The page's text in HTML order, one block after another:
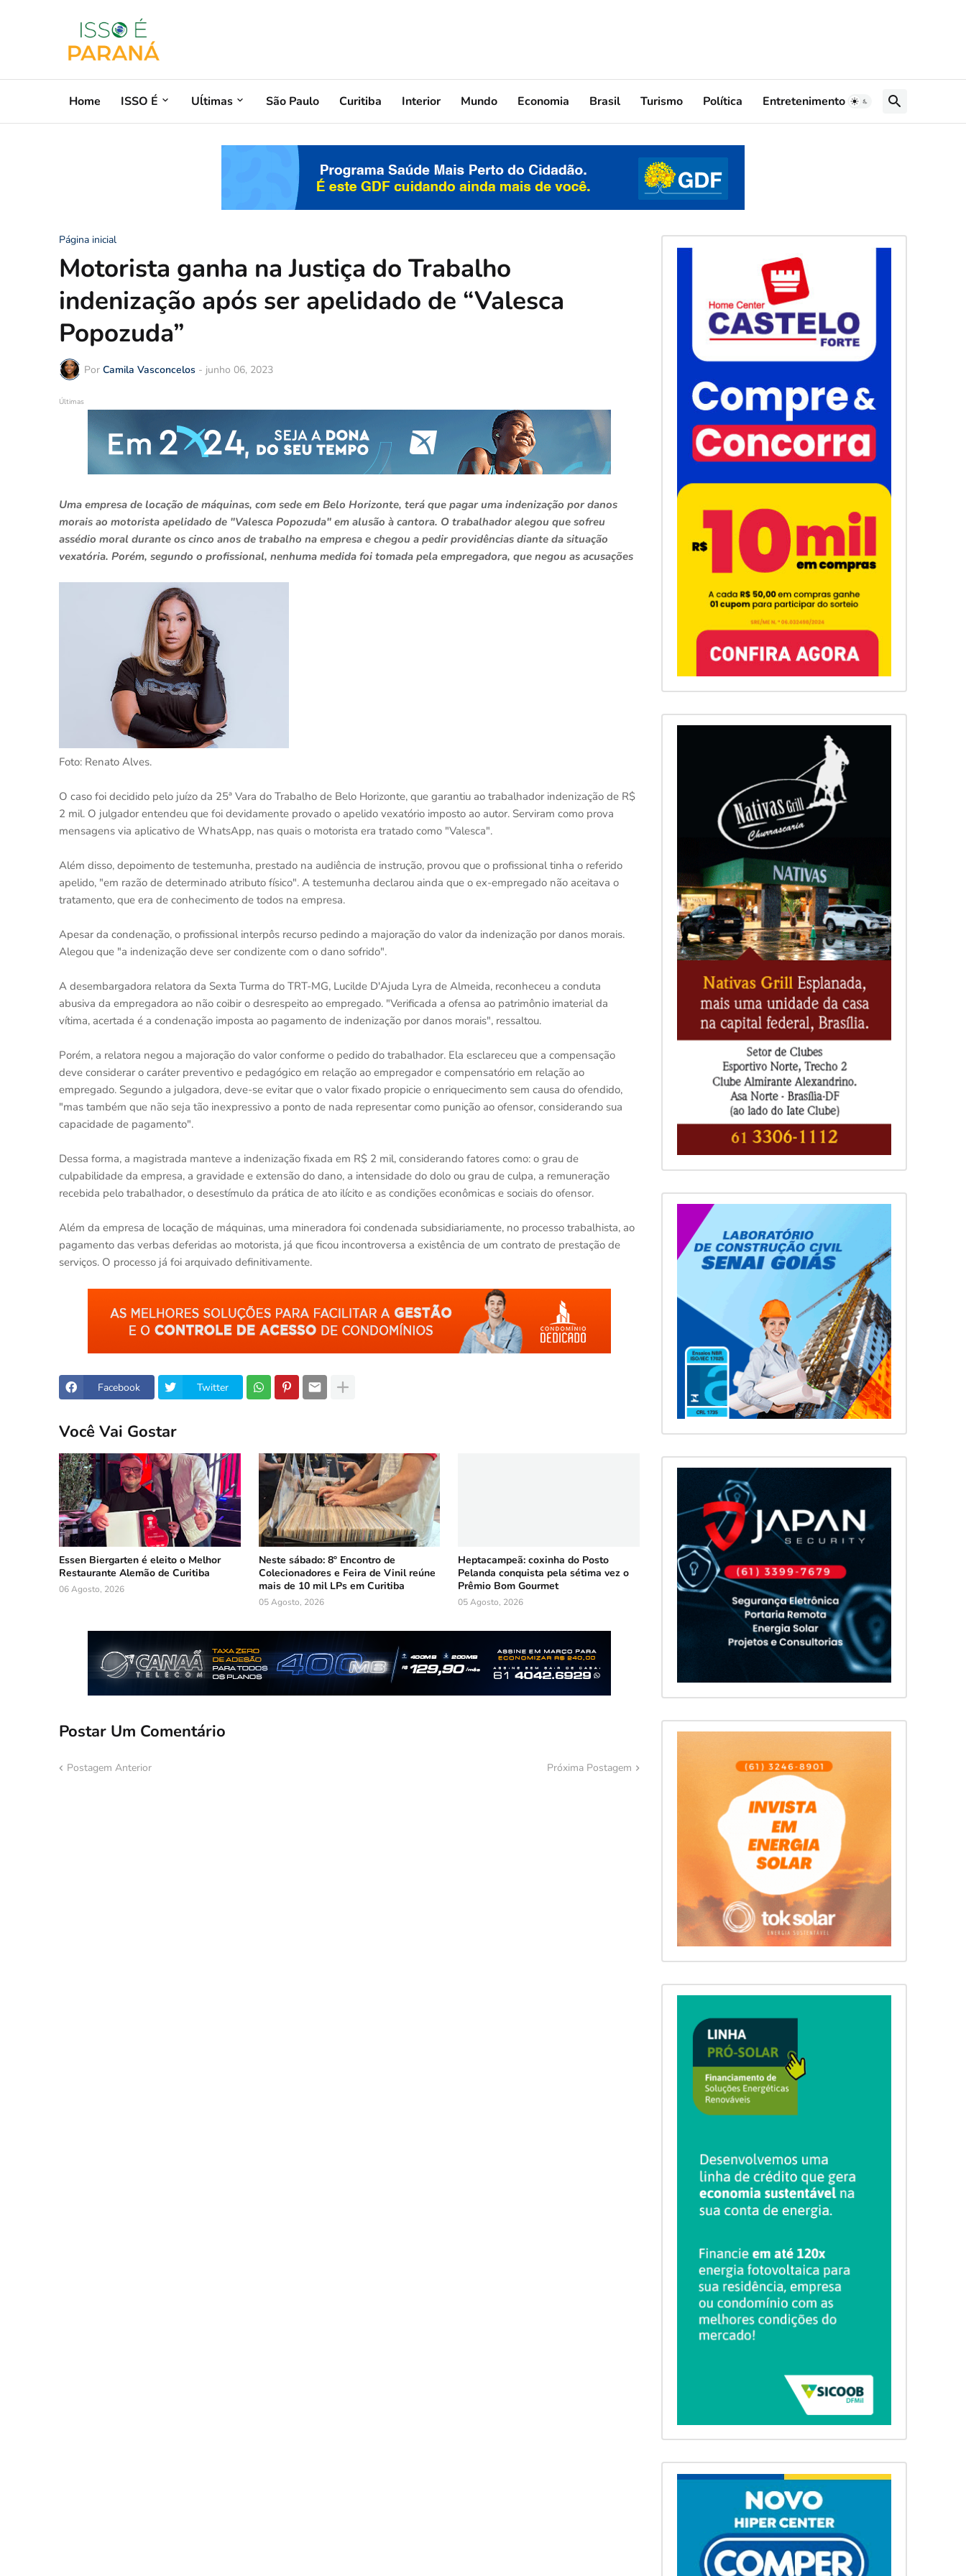
Home ISSO É Uĺtimas São Paulo Curitiba Interior Mundo Economia Brasil Turismo Política Entretenimento
Página inicial
Motorista ganha na Justiça do Trabalho
indenização após ser apelidado de “Valesca
Popozuda”
Por Camila Vasconcelos - junho 06, 2023
Últimas
Uma empresa de locação de máquinas, com sede em Belo Horizonte, terá que pagar uma indenização por danos
morais ao motorista apelidado de "Valesca Popozuda" em alusão à cantora. O trabalhador alegou que sofreu
assédio moral durante os cinco anos de trabalho na empresa e chegou a pedir providências diante da situação
vexatória. Porém, segundo o profissional, nenhuma medida foi tomada pela empregadora, que negou as acusações
Foto: Renato Alves.
O caso foi decidido pelo juízo da 25ª Vara do Trabalho de Belo Horizonte, que garantiu ao trabalhador indenização de R$
2 mil. O julgador entendeu que foi devidamente provado o apelido vexatório imposto ao autor. Serviram como prova
mensagens via aplicativo de WhatsApp, nas quais o motorista era tratado como "Valesca".
Além disso, depoimento de testemunha, prestado na audiência de instrução, provou que o profissional tinha o referido
apelido, "em razão de determinado atributo físico". A testemunha declarou ainda que o ex-empregado não aceitava o
tratamento, que era de conhecimento de todos na empresa.
Apesar da condenação, o profissional interpôs recurso pedindo a majoração do valor da indenização por danos morais.
Alegou que "a indenização deve ser condizente com o dano sofrido".
A desembargadora relatora da Sexta Turma do TRT-MG, Lucilde D'Ajuda Lyra de Almeida, reconheceu a conduta
abusiva da empregadora ao não coibir o desrespeito ao empregado. "Verificada a ofensa ao patrimônio imaterial da
vítima, acertada é a condenação imposta ao pagamento de indenização por danos morais", ressaltou.
Porém, a relatora negou a majoração do valor conforme o pedido do trabalhador. Ela esclareceu que a compensação
deve considerar o caráter preventivo e pedagógico em relação ao empregador e compensatório em relação ao
empregado. Segundo a julgadora, deve-se evitar que o valor fixado propicie o enriquecimento sem causa do ofendido,
"mas também que não seja tão inexpressivo a ponto de nada representar como punição ao ofensor, considerando sua
capacidade de pagamento".
Dessa forma, a magistrada manteve a indenização fixada em R$ 2 mil, considerando fatores como: o grau de
culpabilidade da empresa, a gravidade e extensão do dano, a intensidade do dolo ou grau de culpa, a remuneração
recebida pelo trabalhador, o desestímulo da prática de ato ilícito e as condições econômicas e sociais do ofensor.
Além da empresa de locação de máquinas, uma mineradora foi condenada subsidiariamente, no processo trabalhista, ao
pagamento das verbas deferidas ao motorista, já que ficou incontroversa a existência de um contrato de prestação de
serviços. O processo já foi arquivado definitivamente.
Facebook Twitter
Você Vai Gostar
Essen Biergarten é eleito o Melhor
Restaurante Alemão de Curitiba
06 Agosto, 2026
Neste sábado: 8º Encontro de
Colecionadores e Feira de Vinil reúne
mais de 10 mil LPs em Curitiba
05 Agosto, 2026
Heptacampeã: coxinha do Posto
Pelanda conquista pela sétima vez o
Prêmio Bom Gourmet
05 Agosto, 2026
Postar Um Comentário
Postagem Anterior Próxima Postagem